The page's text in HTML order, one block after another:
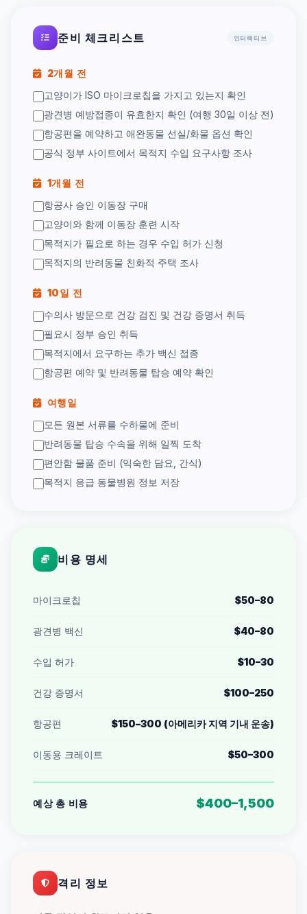
준비 체크리스트 인터랙티브
2개월 전
고양이가 ISO 마이크로칩을 가지고 있는지 확인
광견병 예방접종이 유효한지 확인 (여행 30일 이상 전)
항공편을 예약하고 애완동물 선실/화물 옵션 확인
공식 정부 사이트에서 목적지 수입 요구사항 조사
1개월 전
항공사 승인 이동장 구매
고양이와 함께 이동장 훈련 시작
목적지가 필요로 하는 경우 수입 허가 신청
목적지의 반려동물 친화적 주택 조사
10일 전
수의사 방문으로 건강 검진 및 건강 증명서 취득
필요시 정부 승인 취득
목적지에서 요구하는 추가 백신 접종
항공편 예약 및 반려동물 탑승 예약 확인
여행일
모든 원본 서류를 수하물에 준비
반려동물 탑승 수속을 위해 일찍 도착
편안함 물품 준비 (익숙한 담요, 간식)
목적지 응급 동물병원 정보 저장
비용 명세
마이크로칩 $50–80
광견병 백신 $40–80
수입 허가 $10–30
건강 증명서 $100–250
항공편 $150–300 (아메리카 지역 기내 운송)
이동용 크레이트 $50–300
예상 총 비용 $400–1,500
격리 정보